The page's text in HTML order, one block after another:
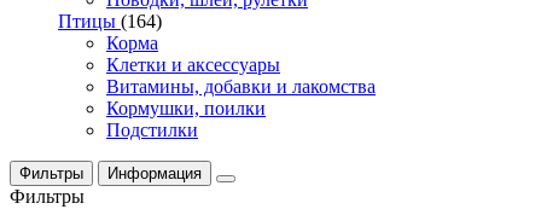
Птицы (164)
Корма
Клетки и аксессуары
Витамины, добавки и лакомства
Кормушки, поилки
Подстилки
Фильтры Информация
Фильтры